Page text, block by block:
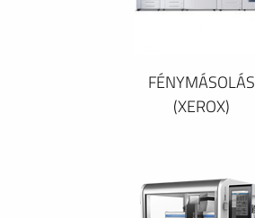
FÉNYMÁSOLÁS
(XEROX)